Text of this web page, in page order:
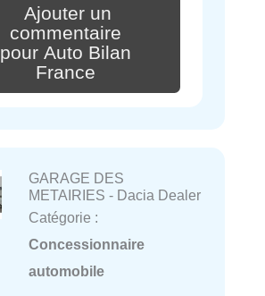
Ajouter un
commentaire
pour Auto Bilan
France
GARAGE DES
METAIRIES - Dacia Dealer
Catégorie :
Concessionnaire
automobile